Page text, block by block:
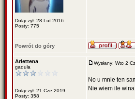
Dołączył: 28 Lut 2016
Posty: 775
Powrót do góry
Arlettena
gaduła
Dołączył: 21 Cze 2019
Posty: 358
Wysłany: Wto 2
No u mnie ten
Nie wiem ile